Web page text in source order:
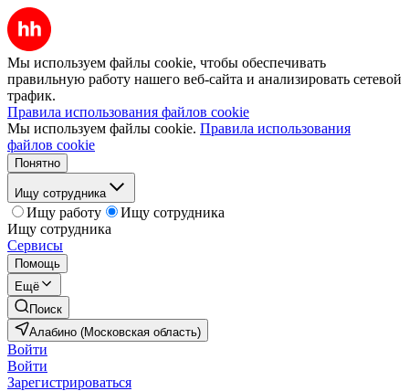
Мы используем файлы cookie, чтобы обеспечивать
правильную работу нашего веб-сайта и анализировать сетевой
трафик.
Правила использования файлов cookie
Мы используем файлы cookie. Правила использования
файлов cookie
Понятно
Ищу сотрудника
Ищу работу
Ищу сотрудника
Ищу сотрудника
Сервисы
Помощь
Ещё
Поиск
Алабино (Московская область)
Войти
Войти
Зарегистрироваться